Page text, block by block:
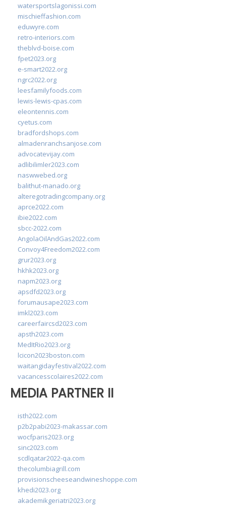
watersportslagonissi.com
mischieffashion.com
eduwyre.com
retro-interiors.com
theblvd-boise.com
fpet2023.org
e-smart2022.org
ngrc2022.org
leesfamilyfoods.com
lewis-lewis-cpas.com
eleontennis.com
cyetus.com
bradfordshops.com
almadenranchsanjose.com
advocatevijay.com
adlibilimler2023.com
naswwebed.org
balithut-manado.org
alteregotradingcompany.org
aprce2022.com
ibie2022.com
sbcc-2022.com
AngolaOilAndGas2022.com
Convoy4Freedom2022.com
grur2023.org
hkhk2023.org
napm2023.org
apsdfd2023.org
forumausape2023.com
imkl2023.com
careerfaircsd2023.com
apsth2023.com
MedItRio2023.org
lcicon2023boston.com
waitangidayfestival2022.com
vacancesscolaires2022.com
MEDIA PARTNER II
isth2022.com
p2b2pabi2023-makassar.com
wocfparis2023.org
sinc2023.com
scdlqatar2022-qa.com
thecolumbiagrill.com
provisionscheeseandwineshoppe.com
khedi2023.org
akademikgeriatri2023.org